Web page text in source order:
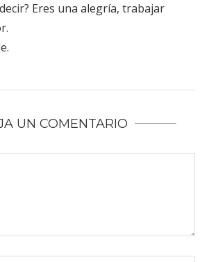
Eres una alegría, trabajar
UN COMENTARIO